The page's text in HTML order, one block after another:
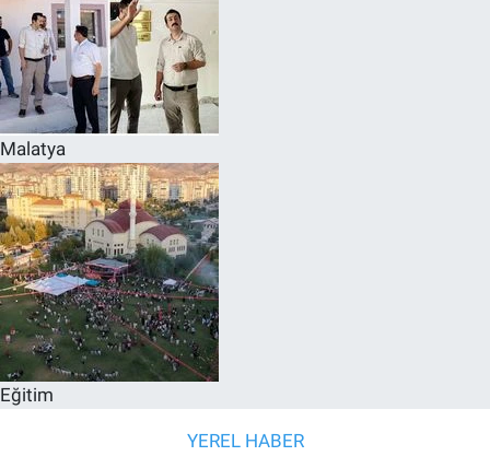
Malatya
Eğitim
YEREL HABER